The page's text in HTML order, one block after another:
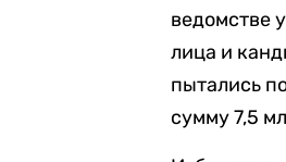
ведомстве
лица и
пытались
сумму 7,5